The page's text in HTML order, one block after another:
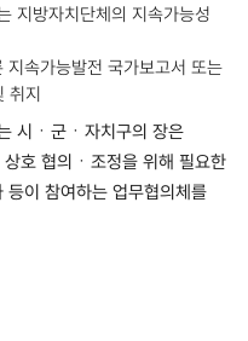
지방자치단체의 지속가능성
속가능발전 국가보고서 또는
취지
시ㆍ군ㆍ자치구의 장은
호 협의ㆍ조정을 위해 필요한
이 참여하는 업무협의체를